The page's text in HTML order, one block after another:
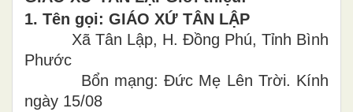
1. Tên gọi: GIÁO XỨ TÂN LẬP
Xã Tân Lập, H. Đồng Phú, Tỉnh Bình
Phước
Bổn mạng: Đức Mẹ Lên Trời. Kính
ngày 15/08